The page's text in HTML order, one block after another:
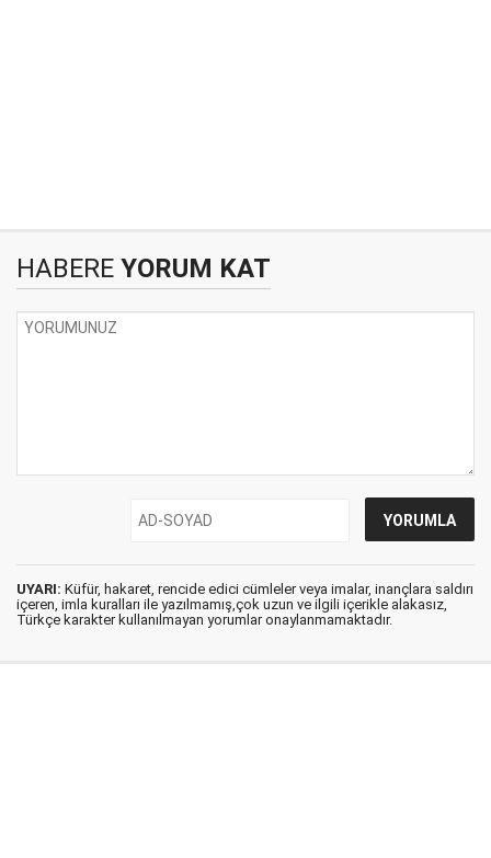
HABERE YORUM KAT
UYARI: Küfür, hakaret, rencide edici cümleler veya imalar, inançlara saldırı
içeren, imla kuralları ile yazılmamış,çok uzun ve ilgili içerikle alakasız,
Türkçe karakter kullanılmayan yorumlar onaylanmamaktadır.